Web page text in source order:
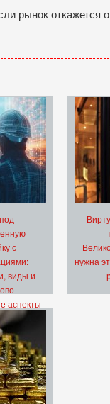
рынок откажется
с
виды и
аспекты
нужна